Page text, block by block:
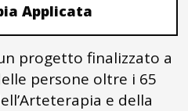
Applicata
progetto finalizzato a
persone oltre i 65
e della